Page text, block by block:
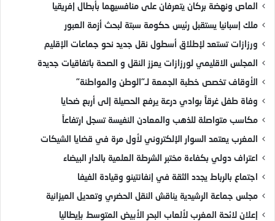
الماص ونهضة بركان يتعرفان على منافسيهما بأبطال إفريقيا
ملك إسبانيا يستقبل رئيس حكومة سبتة لبحث أزمة العبور
ورزازات تستعد لإطلاق أسطول نقل جديد نحو جماعات الإقليم
المجلس الاقليمي لورزازات يعزز النقل و الصحة باتفاقيات جديدة
الأوقاف تخصص خطبة الجمعة لـ”الوطن والمواطنة”
وفاة طفل غرقاً بوادي درعة يرفع الحصيلة إلى أربع ضحايا
مكاسب متواصلة للذهب والمعادن النفيسة تسجل ارتفاعاً
المغرب يعتمد السوار الإلكتروني لأول مرة في قضايا الشيكات
اعتراف دولي بكفاءة مختبر الشرطة العلمية بالدار البيضاء
اجتماع بالرباط يجدد الثقة في إنفانتينو وقيادة الفيفا
مجلس جماعة الرشيدية يناقش النقل الحضري وتعديل الميزانية
إعلان لائحة المغرب لألعاب البحر الأبيض المتوسط بإيطاليا